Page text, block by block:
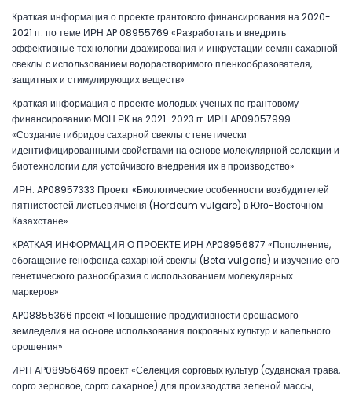
Краткая информация о проекте грантового финансирования на 2020-
2021 гг. по теме ИРН AP 08955769 «Разработать и внедрить
эффективные технологии дражирования и инкрустации семян сахарной
свеклы с использованием водорастворимого пленкообразователя,
защитных и стимулирующих веществ»
Краткая информация о проекте молодых ученых по грантовому
финансированию МОН РК на 2021-2023 гг. ИРН AP09057999
«Создание гибридов сахарной свеклы с генетически
идентифицированными свойствами на основе молекулярной селекции и
биотехнологии для устойчивого внедрения их в производство»
ИРН: AP08957333 Проект «Биологические особенности возбудителей
пятнистостей листьев ячменя (Hordeum vulgare) в Юго-Восточном
Казахстане».
КРАТКАЯ ИНФОРМАЦИЯ О ПРОЕКТЕ ИРН AP08956877 «Пополнение,
обогащение генофонда сахарной свеклы (Beta vulgaris) и изучение его
генетического разнообразия с использованием молекулярных
маркеров»
AP08855366 проект «Повышение продуктивности орошаемого
земледелия на основе использования покровных культур и капельного
орошения»
ИРН AP08956469 проект «Селекция сорговых культур (суданская трава,
сорго зерновое, сорго сахарное) для производства зеленой массы,